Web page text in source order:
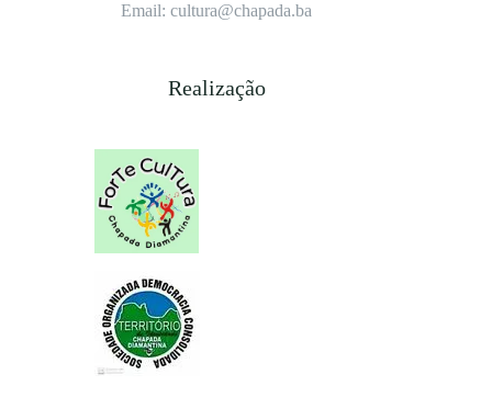
Email: cultura@chapada.ba
Realização